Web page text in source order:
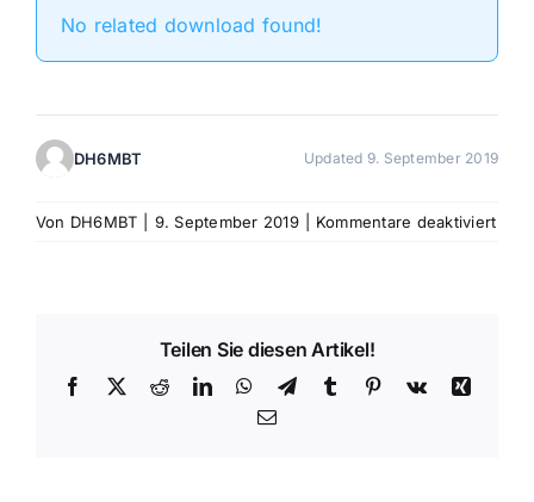
No related download found!
DH6MBT Updated 9. September 2019
Von DH6MBT 9. September 2019 Kommentare deaktiviertfür
Teilen Sie diesen Artikel!
Facebook
X RedditLinkedInWhatsApp
TelegramTumblr Pinterest
Vk
Xing
E-